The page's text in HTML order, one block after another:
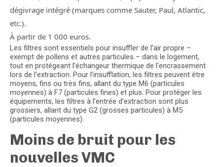
dégivrage intégré (marques comme Sauter, Paul, Atlantic,
etc.).
À partir de 1 000 euros.
Les filtres sont essentiels pour insuffler de l’air propre –
exempt de pollens et autres particules – dans le logement,
tout en protégeant l’échangeur thermique de l’encrassement
lors de l’extraction. Pour l’insufflation, les filtres peuvent être
moyens, fins ou très fins, allant du type M6 (particules
moyennes) à F7 (particules fines) et plus. Pour protéger les
équipements, les filtres à l’entrée d’extraction sont plus
grossiers, allant du type G2 (grosses particules) à M5
(particules moyennes).
Moins de bruit pour les
nouvelles VMC